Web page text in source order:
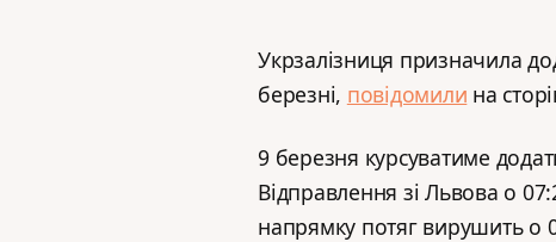
Укрзалізниця призначила
березні, повідомили на
9 березня курсуватиме
Відправлення зі Львова о
напрямку потяг вирушить о